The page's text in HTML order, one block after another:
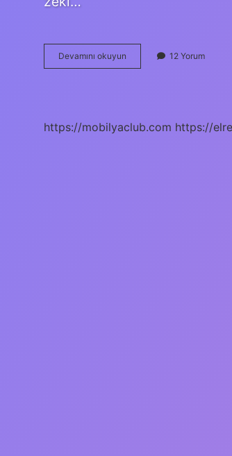
Devamını okuyun Dünyanın
En
12 Yorum
https://mobilyaclub.com https://